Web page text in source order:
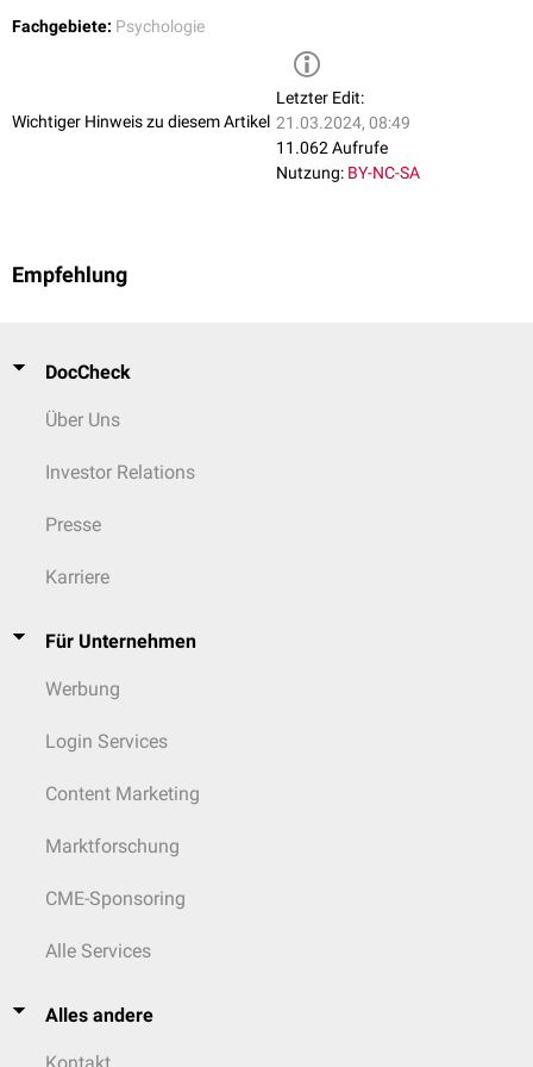
2010;79(5):326-7. doi: 10.1159/000319531. Epub 2010 Aug 2.
Taylor C, Graham J, Potts HW, Richards MA, Ramirez AJ:
in mental health of UK hospital consultants since the mid-1990s.
Lancet. 2005 Aug 27-Sep 2;366(9487):742-4.
Fachgebiete: Psychologie
Wichtiger Hinweis zu diesem Artikel
Letzter Edit:
21.03.2024, 08:49
11.062 Aufrufe
Nutzung: BY-NC-SA
Empfehlung
DocCheck
Über Uns
Investor Relations
Presse
Karriere
Für Unternehmen
Werbung
Login Services
Content Marketing
Marktforschung
CME-Sponsoring
Alle Services
Alles andere